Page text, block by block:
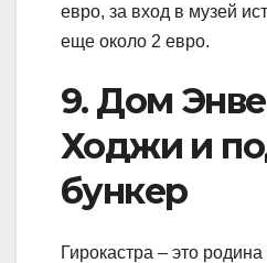
евро, за вход в музей
еще около 2 евро.
9. Дом
Ходжи и
бункер
Гирокастра – это